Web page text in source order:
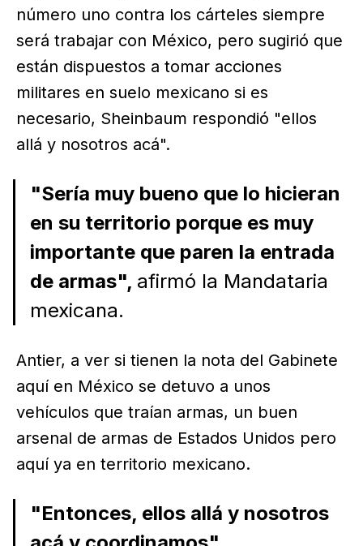
número uno contra los cárteles siempre
será trabajar con México, pero sugirió que
están dispuestos a tomar acciones
militares en suelo mexicano si es
necesario, Sheinbaum respondió "ellos
allá y nosotros acá".
"Sería muy bueno que lo hicieran
en su territorio porque es muy
importante que paren la entrada
de armas", afirmó la Mandataria
mexicana.
Antier, a ver si tienen la nota del Gabinete
aquí en México se detuvo a unos
vehículos que traían armas, un buen
arsenal de armas de Estados Unidos pero
aquí ya en territorio mexicano.
"Entonces, ellos allá y nosotros